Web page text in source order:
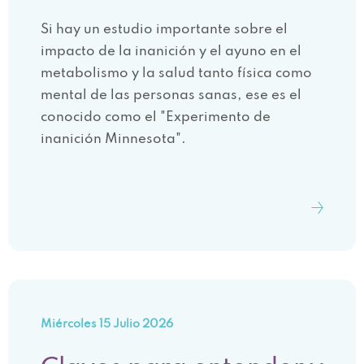
Si hay un estudio importante sobre el
impacto de la inanición y el ayuno en el
metabolismo y la salud tanto física como
mental de las personas sanas, ese es el
conocido como el "Experimento de
inanición Minnesota".
Miércoles 15 Julio 2026